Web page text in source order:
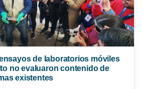
de laboratorios móviles
no evaluaron contenido de
existentes